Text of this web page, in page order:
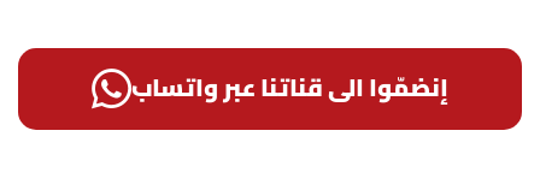
إنضمّوا الى قناتنا عبر واتساب